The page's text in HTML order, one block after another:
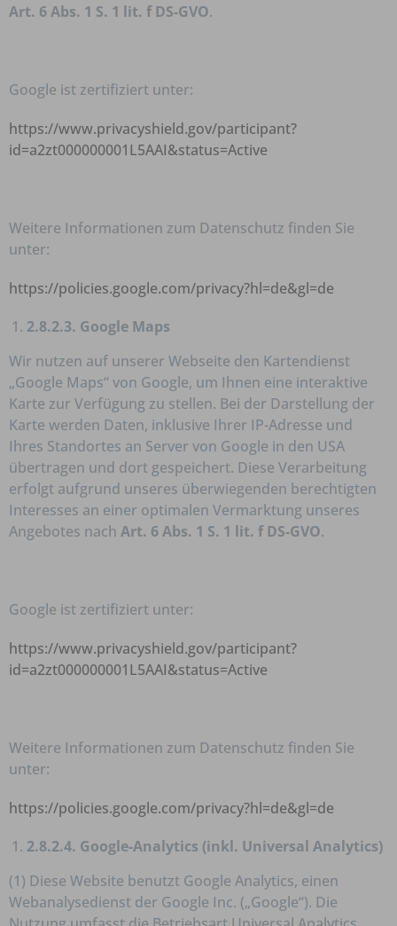
Art. 6 Abs. 1 S. 1 lit. f DS-GVO.
Google ist zertifiziert unter:
https://www.privacyshield.gov/participant?
id=a2zt000000001L5AAI&status=Active
Weitere Informationen zum Datenschutz finden Sie
unter:
https://policies.google.com/privacy?hl=de&gl=de
2.8.2.3. Google Maps
Wir nutzen auf unserer Webseite den Kartendienst
„Google Maps“ von Google, um Ihnen eine interaktive
Karte zur Verfügung zu stellen. Bei der Darstellung der
Karte werden Daten, inklusive Ihrer IP-Adresse und
Ihres Standortes an Server von Google in den USA
übertragen und dort gespeichert. Diese Verarbeitung
erfolgt aufgrund unseres überwiegenden berechtigten
Interesses an einer optimalen Vermarktung unseres
Angebotes nach Art. 6 Abs. 1 S. 1 lit. f DS-GVO.
Google ist zertifiziert unter:
https://www.privacyshield.gov/participant?
id=a2zt000000001L5AAI&status=Active
Weitere Informationen zum Datenschutz finden Sie
unter:
https://policies.google.com/privacy?hl=de&gl=de
2.8.2.4. Google-Analytics (inkl. Universal Analytics)
(1) Diese Website benutzt Google Analytics, einen
Webanalysedienst der Google Inc. („Google“). Die